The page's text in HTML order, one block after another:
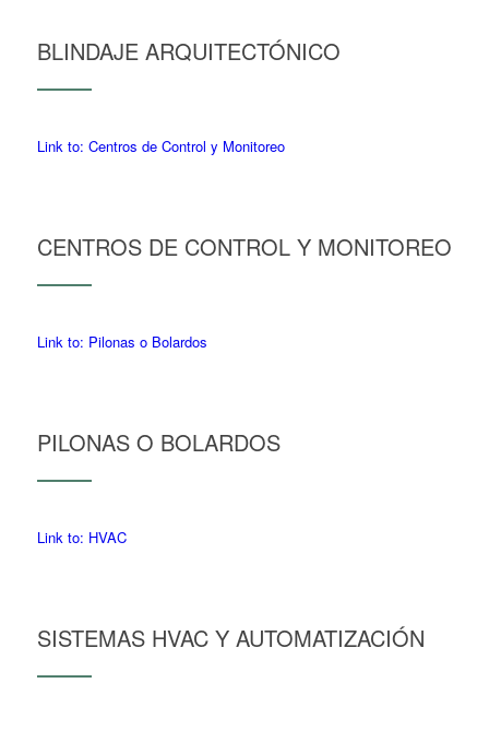
BLINDAJE ARQUITECTÓNICO
Link to: Centros de Control y Monitoreo
CENTROS DE CONTROL Y MONITOREO
Link to: Pilonas o Bolardos
PILONAS O BOLARDOS
Link to: HVAC
SISTEMAS HVAC Y AUTOMATIZACIÓN